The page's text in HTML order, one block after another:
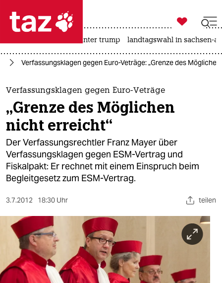
 taz zahl ich
taz zahl ich
themen
politik
öko
gesellschaft
kultur
sport
berlin
nord
wahrheit

taz zahl ich
usa unter trump landtagswahl in sachsen-
Verfassungsklagen gegen Euro-Veträge: „Grenze des
Verfassungsklagen gegen Euro-Veträge
„Grenze des Möglichen
nicht erreicht“
Der Verfassungsrechtler Franz Mayer über
Verfassungsklagen gegen ESM-Vertrag und
Fiskalpakt: Er rechnet mit einem Einspruch beim
Begleitgesetz zum ESM-Vertrag.
3.7.2012 18:30 Uhr teilen